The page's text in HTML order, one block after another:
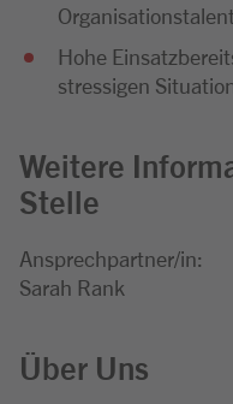
Organisationstalent
Hohe
stressigen
Weitere
Stelle
Ansprechpartner/in:
Sarah Rank
Über Uns